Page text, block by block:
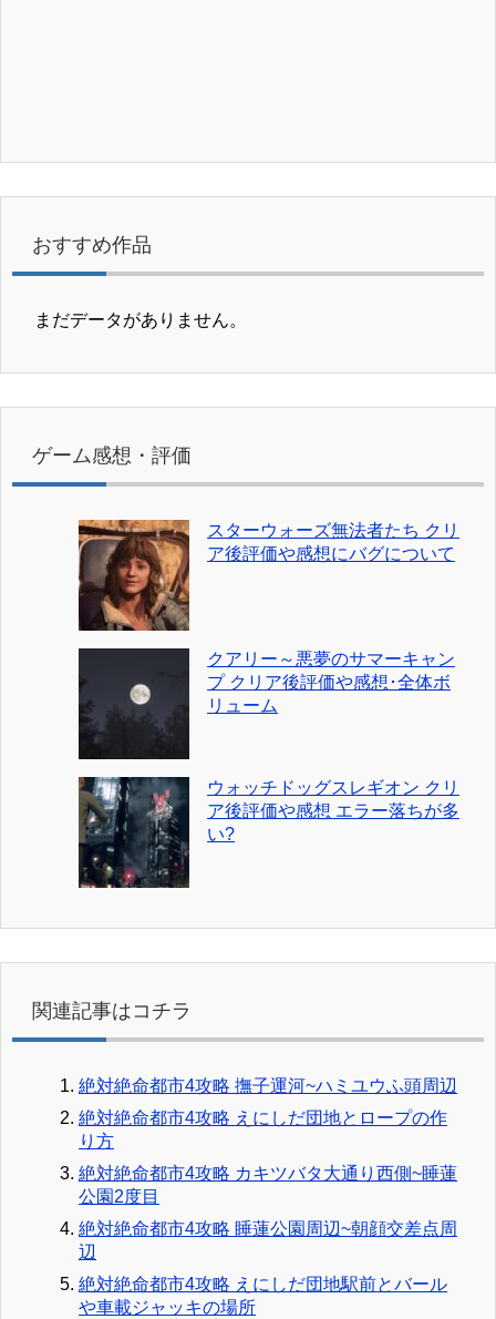
おすすめ作品
まだデータがありません。
ゲーム感想・評価
スターウォーズ無法者たち クリ
ア後評価や感想にバグについて
クアリー～悪夢のサマーキャン
プ クリア後評価や感想･全体ボ
リューム
ウォッチドッグスレギオン クリ
ア後評価や感想 エラー落ちが多
い?
関連記事はコチラ
絶対絶命都市4攻略 撫子運河~ハミユウふ頭周辺
絶対絶命都市4攻略 えにしだ団地とロープの作
り方
絶対絶命都市4攻略 カキツバタ大通り西側~睡蓮
公園2度目
絶対絶命都市4攻略 睡蓮公園周辺~朝顔交差点周
辺
絶対絶命都市4攻略 えにしだ団地駅前とバール
や車載ジャッキの場所